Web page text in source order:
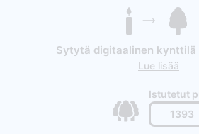
Sytytä digitaalinen kynttilä
Lue lisää
Istutetut
1393